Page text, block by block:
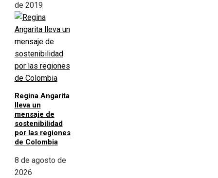
de 2019
Regina Angarita
lleva un
mensaje de
sostenibilidad
por las regiones
de Colombia
8 de agosto de
2026